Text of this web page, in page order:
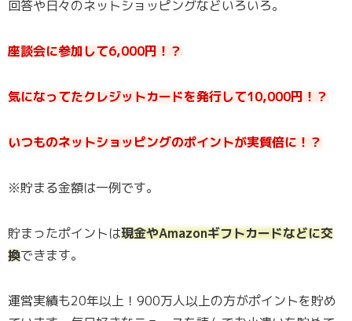
回答や日々のネットショッピングなどいろいろ。
座談会に参加して6,000円！？
気になってたクレジットカードを発行して10,000円！？
いつものネットショッピングのポイントが実質倍に！？
※貯まる金額は一例です。
貯まったポイントは現金やAmazonギフトカードなどに交
換できます。
運営実績も20年以上！900万人以上の方がポイントを貯め